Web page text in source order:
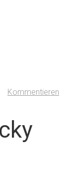
Kommentieren